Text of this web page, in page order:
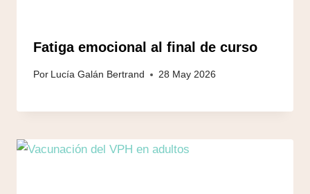
Fatiga emocional al final de curso
Por Lucía Galán Bertrand 28 May 2026